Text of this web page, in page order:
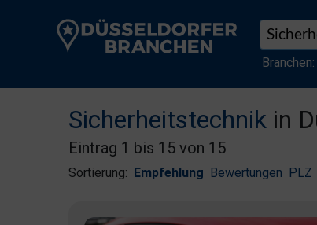
Branchen:
Sicherheitstechnik in
Eintrag 1 bis 15 von 15
Sortierung: Empfehlung Bewertungen PLZ